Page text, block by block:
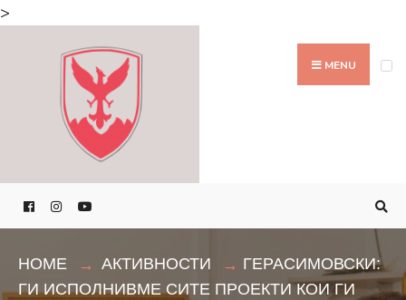
>
MENU
HOME АКТИВНОСТИ
ГЕРАСИМОВСКИ:
ГИ ИСПОЛНИВМЕ СИТЕ ПРОЕКТИ КОИ ГИ